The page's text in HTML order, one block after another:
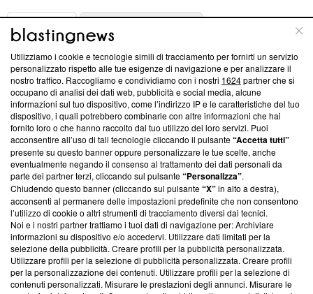
ABOUT
Questa sezione offre informazioni trasparenti su Blasting
News, sui nostri processi editoriali e su come ci impegniamo a
creare news di qualità. Inoltre, afferma la nostra aderenza a
‘Trust Project - News with Integrity’Blasting News non è
ancora membro del programma, ma ha richiesto di farne
parte; Trust Project non ha ancora effettuato una verifica di
conformità agli standard.
Su di noi
Team editoriale
Corporate
Redazione
Informativa Privacy
Utilizziamo i cookie e tecnologie simili di tracciamento per fornirti un servizio
personalizzato rispetto alle tue esigenze di navigazione e per analizzare il
nostro traffico. Raccogliamo e condividiamo con i nostri 1624partner che si
occupano di analisi dei dati web, pubblicità e social media, alcune
informazioni sul tuo dispositivo, come l’indirizzo IP e le caratteristiche del tuo
dispositivo, i quali potrebbero combinarle con altre informazioni che hai
fornito loro o che hanno raccolto dal tuo utilizzo dei loro servizi. Puoi
acconsentire all’uso di tali tecnologie cliccando il pulsante“Accetta tutti”
presente su questo banner oppure personalizzare le tue scelte, anche
eventualmente negando il consenso al trattamento dei dati personali da
parte dei partner terzi, cliccando sul pulsante“Personalizza”.
Chiudendo questo banner (cliccando sul pulsante“X”in alto a destra),
acconsenti al permanere delle impostazioni predefinite che non consentono
l’utilizzo di cookie o altri strumenti di tracciamento diversi dai tecnici.
Noi e i nostri partner trattiamo i tuoi dati di navigazione per: Archiviare
informazioni su dispositivo e/o accedervi. Utilizzare dati limitati per la
selezione della pubblicità. Creare profili per la pubblicità personalizzata.
Utilizzare profili per la selezione di pubblicità personalizzata. Creare profili
per la personalizzazione dei contenuti. Utilizzare profili per la selezione di
contenuti personalizzati. Misurare le prestazioni degli annunci. Misurare le